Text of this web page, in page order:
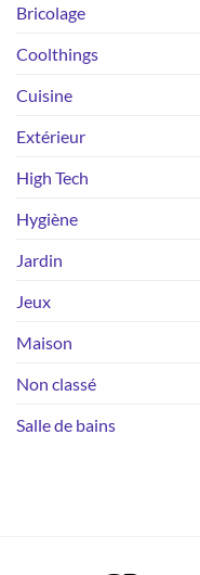
Bricolage
Coolthings
Cuisine
Extérieur
High Tech
Hygiène
Jardin
Jeux
Maison
Non classé
Salle de bains